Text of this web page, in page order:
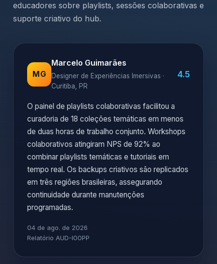
educadores sobre playlists, sessões colaborativas e
suporte criativo do hub.
MG
Marcelo Guimarães
Designer de Experiências Imersivas ·
Curitiba, PR
4.5
O painel de playlists colaborativas facilitou a
curadoria de 18 coleções temáticas em menos
de duas horas de trabalho conjunto. Workshops
colaborativos atingiram NPS de 92% ao
combinar playlists temáticas e tutoriais em
tempo real. Os backups criativos são replicados
em três regiões brasileiras, assegurando
continuidade durante manutenções
programadas.
04 de ago. de 2026
Relatório AUD-I00PP